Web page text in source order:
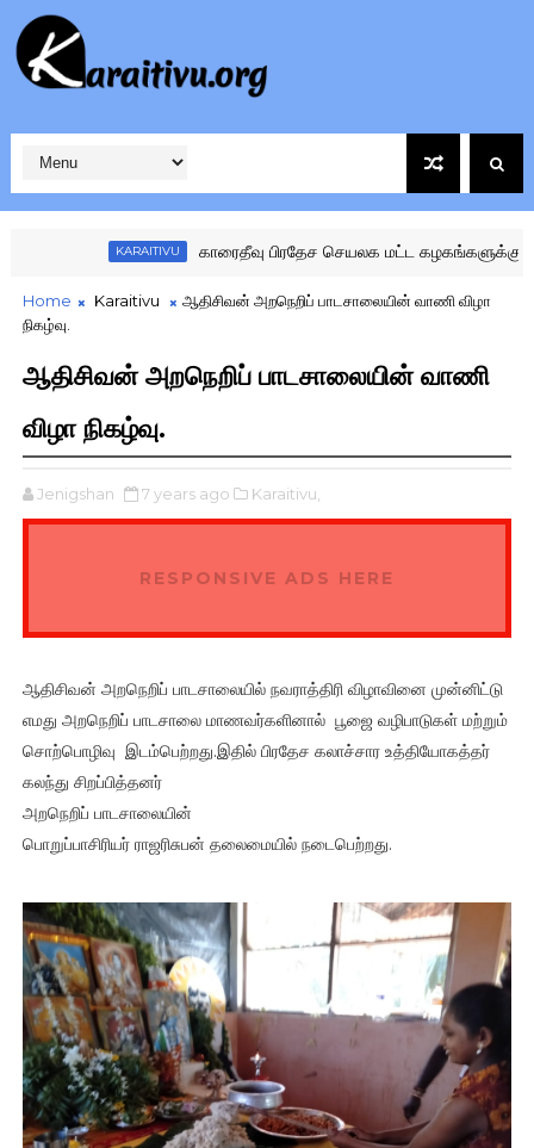
காரைதீவு பிரதேச செயலக மட்ட கழகங்களுக்கு இடையிலான
Home Karaitivu
ஆதிசிவன் அறநெறிப் பாடசாலையின் வாணி விழா
நிகழ்வு.
ஆதிசிவன் அறநெறிப் பாடசாலையின் வாணி
விழா நிகழ்வு.
Jenigshan 7 years ago Karaitivu,
RESPONSIVE ADS HERE
ஆதிசிவன் அறநெறிப் பாடசாலையில் நவராத்திரி விழாவினை முன்னிட்டு
எமது அறநெறிப் பாடசாலை மாணவர்களினால் பூஜை வழிபாடுகள் மற்றும்
சொற்பொழிவு இடம்பெற்றது.இதில் பிரதேச கலாச்சார உத்தியோகத்தர்
கலந்து சிறப்பித்தனர்
அறநெறிப் பாடசாலையின்
பொறுப்பாசிரியர் ராஜரிசுபன் தலைமையில் நடைபெற்றது.